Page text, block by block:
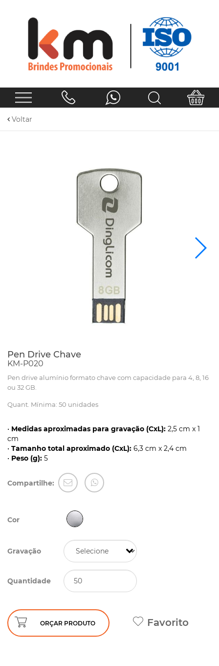
Voltar
Pen Drive Chave
KM-P020
Pen drive alumínio formato chave com capacidade para 4, 8, 16
ou 32 GB.
Quant. Mínima: 50 unidades
• Medidas aproximadas para gravação (CxL): 2,5 cm x 1
cm
• Tamanho total aproximado (CxL): 6,3 cm x 2,4 cm
• Peso (g): 5
Compartilhe:
Cor
Gravação
Quantidade
ORÇAR PRODUTO Favorito